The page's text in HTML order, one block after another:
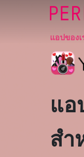
แอปของเ
แอ
สำ